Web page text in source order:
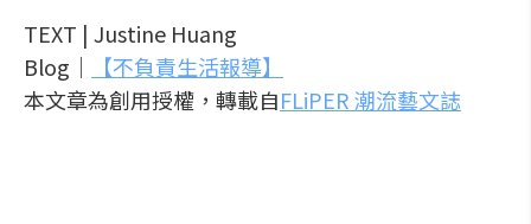
TEXT | Justine Huang
Blog｜
【不負責生活報導】
本文章為創用授權，轉載自FLiPER 潮流藝文誌